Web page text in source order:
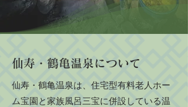
仙寿・鶴亀温泉について
仙寿・鶴亀温泉は、住宅型有料老人ホー
ム宝園と家族風呂三宝に併設している温